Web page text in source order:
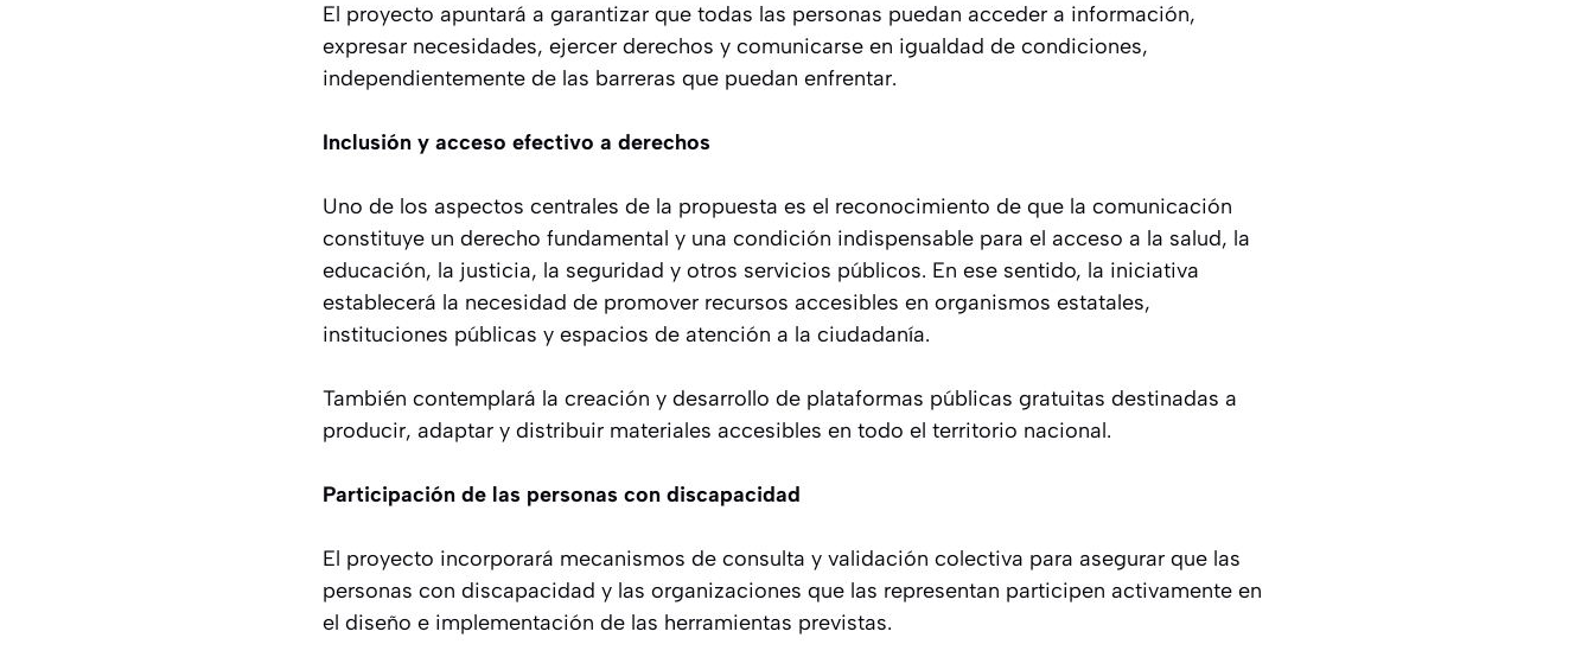
El proyecto apuntará a garantizar que todas las personas puedan acceder a información,
expresar necesidades, ejercer derechos y comunicarse en igualdad de condiciones,
independientemente de las barreras que puedan enfrentar.
Inclusión y acceso efectivo a derechos
Uno de los aspectos centrales de la propuesta es el reconocimiento de que la comunicación
constituye un derecho fundamental y una condición indispensable para el acceso a la salud, la
educación, la justicia, la seguridad y otros servicios públicos. En ese sentido, la iniciativa
establecerá la necesidad de promover recursos accesibles en organismos estatales,
instituciones públicas y espacios de atención a la ciudadanía.
También contemplará la creación y desarrollo de plataformas públicas gratuitas destinadas a
producir, adaptar y distribuir materiales accesibles en todo el territorio nacional.
Participación de las personas con discapacidad
El proyecto incorporará mecanismos de consulta y validación colectiva para asegurar que las
personas con discapacidad y las organizaciones que las representan participen activamente en
el diseño e implementación de las herramientas previstas.